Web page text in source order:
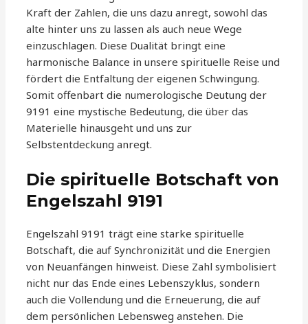
Kraft der Zahlen, die uns dazu anregt, sowohl das
alte hinter uns zu lassen als auch neue Wege
einzuschlagen. Diese Dualität bringt eine
harmonische Balance in unsere spirituelle Reise und
fördert die Entfaltung der eigenen Schwingung.
Somit offenbart die numerologische Deutung der
9191 eine mystische Bedeutung, die über das
Materielle hinausgeht und uns zur
Selbstentdeckung anregt.
Die spirituelle Botschaft von
Engelszahl 9191
Engelszahl 9191 trägt eine starke spirituelle
Botschaft, die auf Synchronizität und die Energien
von Neuanfängen hinweist. Diese Zahl symbolisiert
nicht nur das Ende eines Lebenszyklus, sondern
auch die Vollendung und die Erneuerung, die auf
dem persönlichen Lebensweg anstehen. Die